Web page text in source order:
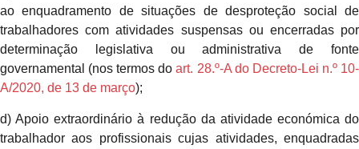
ao enquadramento de situações de desproteção social de
trabalhadores com atividades suspensas ou encerradas por
determinação legislativa ou administrativa de fonte
governamental (nos termos doart. 28.º-A do Decreto-Lei n.º 10-
A/2020, de 13 de março);
d) Apoio extraordinário à redução da atividade económica do
trabalhador aos profissionais cujas atividades, enquadradas